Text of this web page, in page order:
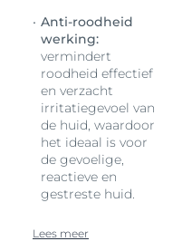
Anti-roodheid
werking:
vermindert
roodheid effectief
en verzacht
irritatiegevoel van
de huid, waardoor
het ideaal is voor
de gevoelige,
reactieve en
gestreste huid.
Lees meer